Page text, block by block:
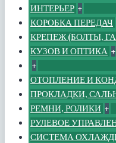
ИНТЕРЬЕР +
КОРОБКА ПЕРЕДАЧ
КРЕПЕЖ (БОЛТЫ,
КУЗОВ И ОПТИКА +
+
ОТОПЛЕНИЕ И
ПРОКЛАДКИ,
РЕМНИ, РОЛИКИ +
РУЛЕВОЕ
СИСТЕМА